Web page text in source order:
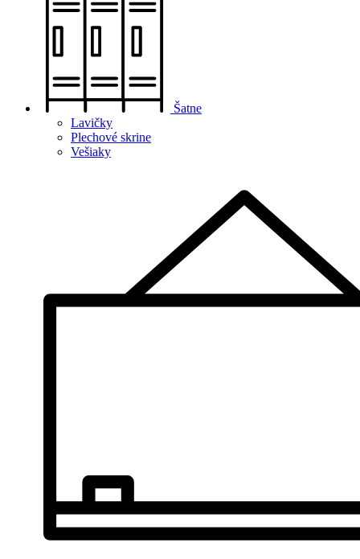
Šatne
Lavičky
Plechové skrine
Vešiaky